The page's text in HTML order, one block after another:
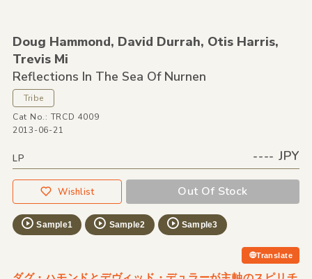
Doug Hammond, David Durrah, Otis Harris,
Trevis Mi
Reflections In The Sea Of Nurnen
Tribe
Cat No.: TRCD 4009
2013-06-21
LP ---- JPY
Wishlist Out Of Stock
Sample1 Sample2 Sample3
Translate